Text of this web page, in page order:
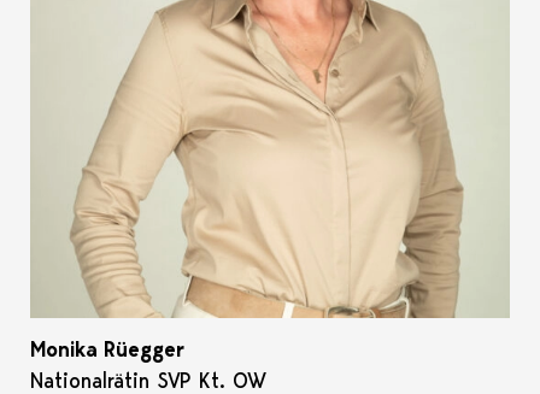
Monika Rüegger
Nationalrätin SVP Kt. OW